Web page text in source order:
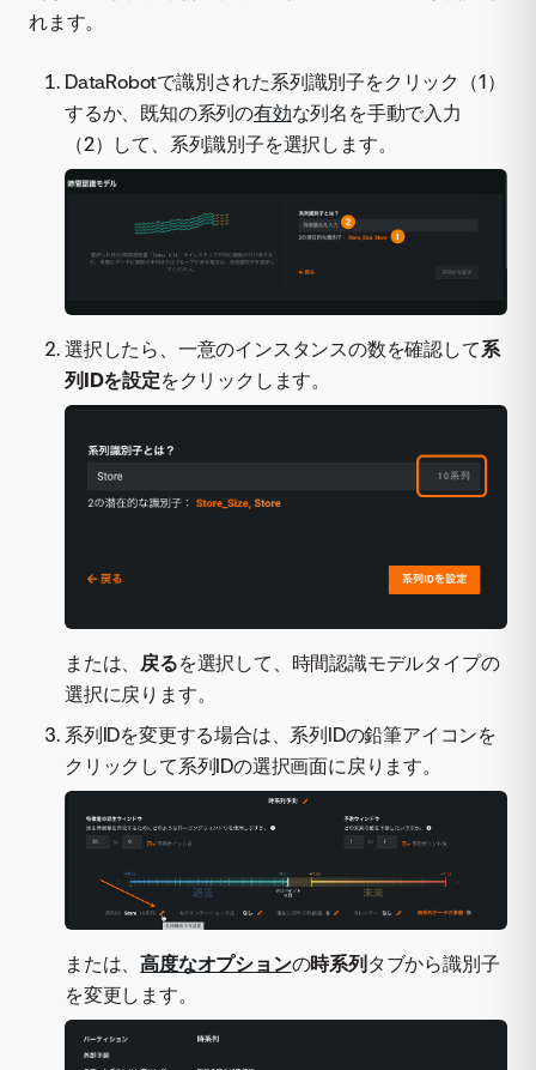
れます。
DataRobotで識別された系列識別子をクリック（1）
するか、既知の系列の有効な列名を手動で入力
（2）して、系列識別子を選択します。
選択したら、一意のインスタンスの数を確認して系
列IDを設定をクリックします。
または、 戻るを選択して、時間認識モデルタイプの
選択に戻ります。
系列IDを変更する場合は、系列IDの鉛筆アイコンを
クリックして系列IDの選択画面に戻ります。
または、高度なオプションの時系列 タブから識別子
を変更します。